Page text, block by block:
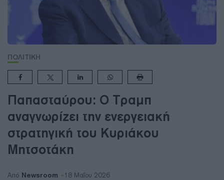
ΠΟΛΙΤΙΚΗ
Παπασταύρου: Ο Τραμπ
αναγνωρίζει την ενεργειακή
στρατηγική του Κυριάκου
Μητσοτάκη
Από Newsroom 18 Μαΐου 2026